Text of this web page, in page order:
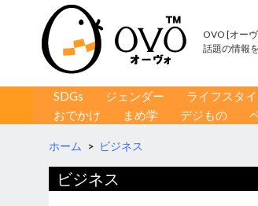
OVO [オー
話題の情報
コンテンツへ移動
SDGs ジェンダー ライフスタ
おでかけ
まめ学 デジもの
ホーム > ビジネス
ビジネス